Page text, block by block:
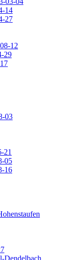
14
27
12
29
03
21
05
16
Dendelbach